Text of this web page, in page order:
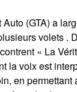
(GTA) a
volets .
« La
la voix est
en permettant